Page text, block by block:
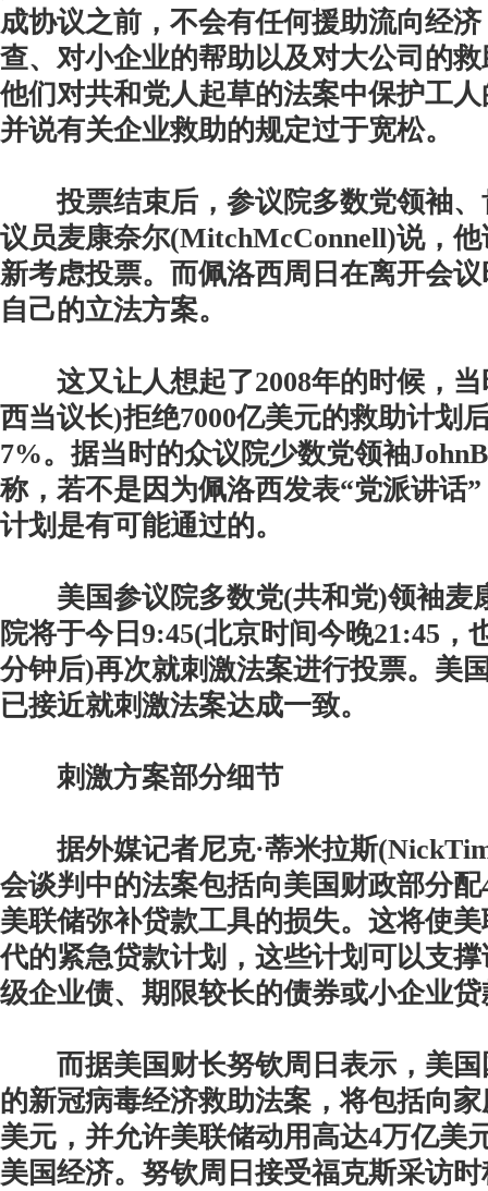
成协议之前，不会有任何援助流向经
查、对小企业的帮助以及对大公司的
他们对共和党人起草的法案中保护工
并说有关企业救助的规定过于宽松。
投票结束后，参议院多数党领袖、
议员麦康奈尔(MitchMcConnell)说，
新考虑投票。而佩洛西周日在离开会
自己的立法方案。
这又让人想起了2008年的时候，当
西当议长)拒绝7000亿美元的救助计划
7%。据当时的众议院少数党领袖
称，若不是因为佩洛西发表“党派讲话
计划是有可能通过的。
美国参议院多数党(共和党)领袖麦
院将于今日9:45(北京时间今晚21:45，
分钟后)再次就刺激法案进行投票。美
已接近就刺激法案达成一致。
刺激方案部分细节
据外媒记者尼克·蒂米拉斯
会谈判中的法案包括向美国财政部分
美联储弥补贷款工具的损失。这将使
代的紧急贷款计划，这些计划可以支
级企业债、期限较长的债券或小企业
而据美国财长努钦周日表示，美国
的新冠病毒经济救助法案，将包括向
美元，并允许美联储动用高达4万亿美
美国经济。努钦周日接受福克斯采访